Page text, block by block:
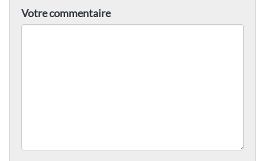
Votre commentaire